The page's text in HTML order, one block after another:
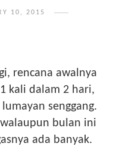
10, 2015
rencana awalnya
kali dalam 2 hari,
senggang.
bulan ini
ada banyak.